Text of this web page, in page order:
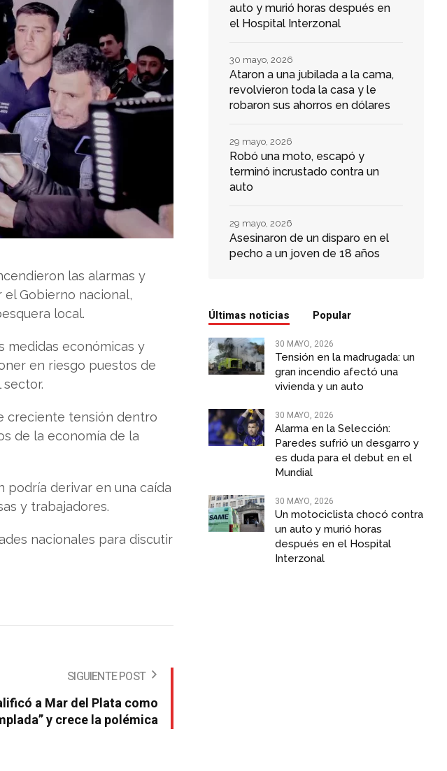
las alarmas y
Gobierno nacional,
local.
medidas económicas y
en riesgo puestos de
creciente tensión dentro
de la economía de la
podría derivar en una caída
y trabajadores.
nacionales para discutir
SIGUIENTE POST
a Mar del Plata como
y crece la polémica
auto y murió horas después en
el Hospital Interzonal
Ataron a una jubilada a la cama,
revolvieron toda la casa y le
robaron sus ahorros en dólares
30 mayo, 2026
Robó una moto, escapó y
terminó incrustado contra un
auto
29 mayo, 2026
Asesinaron de un disparo en el
pecho a un joven de 18 años
29 mayo, 2026
Últimas noticias Popular
30 MAYO, 2026
Tensión en la madrugada: un
gran incendio afectó una
vivienda y un auto
30 MAYO, 2026
Alarma en la Selección:
Paredes sufrió un desgarro y
es duda para el debut en el
Mundial
30 MAYO, 2026
Un motociclista chocó contra
un auto y murió horas
después en el Hospital
Interzonal